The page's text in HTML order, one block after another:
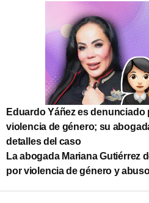
Eduardo Yáñez es
violencia de género; su
detalles del caso
La abogada Mariana Gutiérrez
por violencia de género y